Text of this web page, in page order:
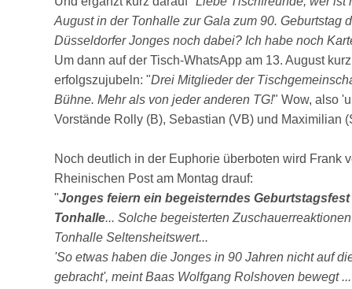
August in der Tonhalle zur Gala zum 90. Geburtstag
Düsseldorfer Jonges noch dabei? Ich habe noch
Um dann auf der Tisch-WhatsApp am 13. August
erfolgszujubeln: "Drei Mitglieder der
Bühne. Mehr als von jeder anderen TG!" Wow, also
Vorstände Rolly (B), Sebastian (VB) und Maximilian
Noch deutlich in der Euphorie überboten wird Frank
Rheinischen Post am Montag drauf:
"Jonges feiern ein begeisterndes Geburtstagsfest
Tonhalle... Solche begeisterten
Tonhalle Seltensheitswert...
'So etwas haben die Jonges in 90 Jahren nicht auf
gebracht', meint Baas Wolfgang Rolshoven bewegt ...